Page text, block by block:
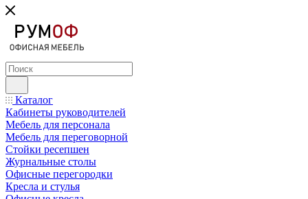
Каталог
Кабинеты руководителей
Мебель для персонала
Мебель для переговорной
Стойки ресепшен
Журнальные столы
Офисные перегородки
Кресла и стулья